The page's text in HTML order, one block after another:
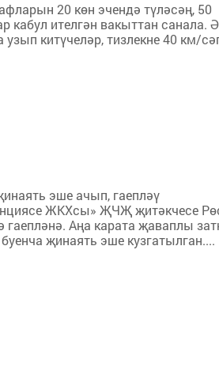
20 көн эчендә түләсәң, 50
кабул ителгән вакыттан санала.
китүчеләр, тизлекне 40 км/
эше ачып, гаепләү
ЖКХсы» ҖЧҖ җитәкчесе
Аңа карата җаваплы
җинаять эше кузгатылган....